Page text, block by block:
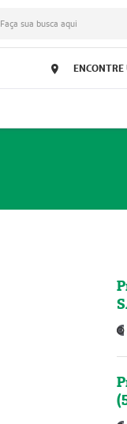
Faça sua busca aqui